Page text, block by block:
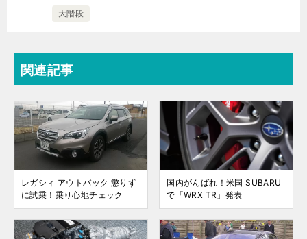
大階段
関連記事
レガシィ アウトバック 懲りず
に試乗！乗り心地チェック
国内がんばれ！米国 SUBARU
で「WRX TR」発表